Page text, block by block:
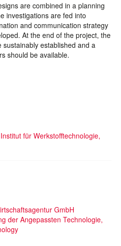
are combined in a planning
investigations are fed into
and communication strategy
At the end of the project, the
established and a
should be available.
für Werkstofftechnologie,
GmbH
der Angepassten Technologie,